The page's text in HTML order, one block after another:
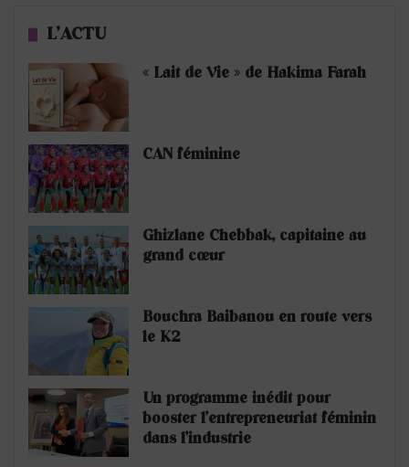
L’ACTU
« Lait de Vie » de Hakima Farah
CAN féminine
Ghizlane Chebbak, capitaine au
grand cœur
Bouchra Baibanou en route vers
le K2
Un programme inédit pour
booster l’entrepreneuriat féminin
dans l’industrie